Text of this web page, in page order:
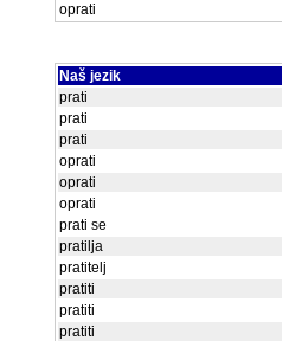
oprati
Naš jezik
prati
prati
prati
oprati
oprati
oprati
prati se
pratilja
pratitelj
pratiti
pratiti
pratiti